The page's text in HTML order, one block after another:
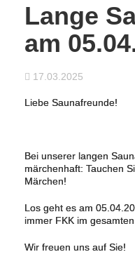
Lange
am
17.03.2025
Liebe Saunafreunde!
Bei unserer langen
märchenhaft: Tauchen
Märchen!
Los geht es am
immer FKK im
Wir freuen uns auf Sie!